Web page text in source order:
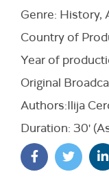
Genre: History,
Country of
Year of
Original
Authors:Ilija
Duration: 30'